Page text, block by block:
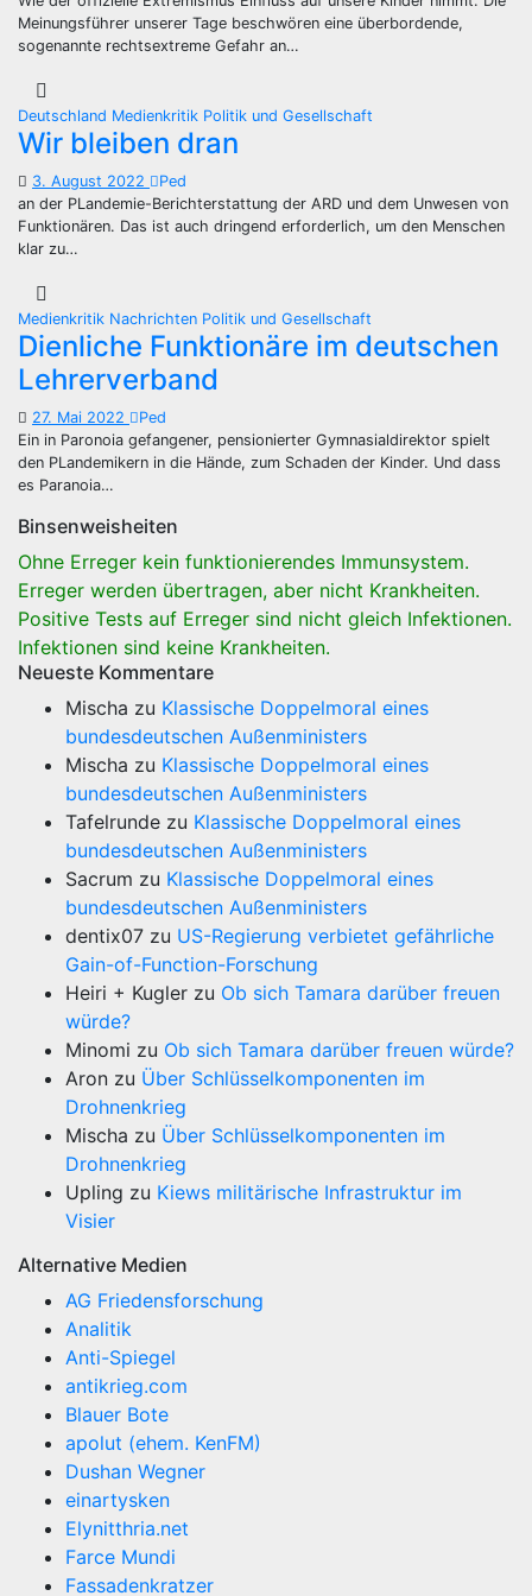
Meinungsführer unserer Tage beschwören eine überbordende,
sogenannte rechtsextreme Gefahr an…
Deutschland Medienkritik Politik und Gesellschaft
Wir bleiben dran
3. August 2022
Ped
an der PLandemie-Berichterstattung der ARD und dem Unwesen von
Funktionären. Das ist auch dringend erforderlich, um den Menschen
klar zu…
Medienkritik Nachrichten Politik und Gesellschaft
Dienliche Funktionäre im deutschen
Lehrerverband
27. Mai 2022
Ped
Ein in Paronoia gefangener, pensionierter Gymnasialdirektor spielt
den PLandemikern in die Hände, zum Schaden der Kinder. Und dass
es Paranoia…
Binsenweisheiten
Ohne Erreger kein funktionierendes Immunsystem.
Erreger werden übertragen, aber nicht Krankheiten.
Positive Tests auf Erreger sind nicht gleich Infektionen.
Infektionen sind keine Krankheiten.
Neueste Kommentare
Mischa zu Klassische Doppelmoral eines
bundesdeutschen Außenministers
Mischa zu Klassische Doppelmoral eines
bundesdeutschen Außenministers
Tafelrunde zu Klassische Doppelmoral eines
bundesdeutschen Außenministers
Sacrum zu Klassische Doppelmoral eines
bundesdeutschen Außenministers
dentix07 zu US-Regierung verbietet gefährliche
Gain-of-Function-Forschung
Heiri + Kugler zu Ob sich Tamara darüber freuen
würde?
Minomi zu Ob sich Tamara darüber freuen würde?
Aron zu Über Schlüsselkomponenten im
Drohnenkrieg
Mischa zu Über Schlüsselkomponenten im
Drohnenkrieg
Upling zu Kiews militärische Infrastruktur im
Visier
Alternative Medien
AG Friedensforschung
Analitik
Anti-Spiegel
antikrieg.com
Blauer Bote
apolut (ehem. KenFM)
Dushan Wegner
einartysken
Elynitthria.net
Farce Mundi
Fassadenkratzer